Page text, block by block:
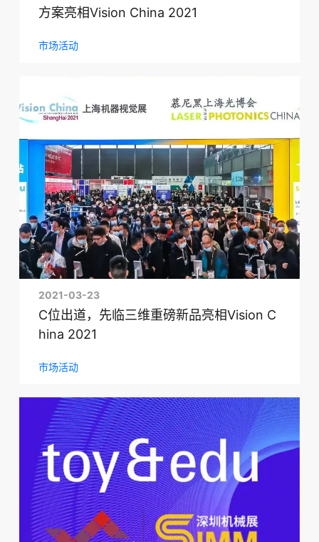
方案亮相Vision China 2021
市场活动
2021-03-23
C位出道，先临三维重磅新品亮相Vision C
hina 2021
市场活动